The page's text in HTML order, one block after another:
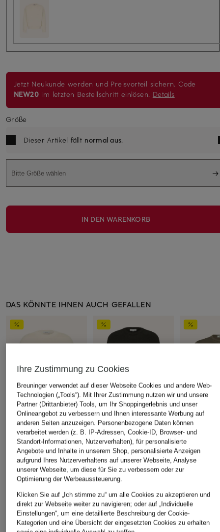
Jetzt Neukunde werden und Preisvorteil sichern. Code
NEW20 im letzten Bestellschritt einlösen. Details
Größe
Dieser Artikel fällt normal aus.
Bitte Größe wählen
IN DEN WARENKORB
DAS KÖNNTE IHNEN AUCH GEFALLEN
COS
Pullover
CHF 60
Ursprünglich: CHF 119
COS
Pullover
CHF 60
Ursprünglich:
COS
T-Shirt
CHF 25
ÄHNLICHE ARTIKEL ENTDECKEN
Ihre Zustimmung zu Cookies
Breuninger verwendet auf dieser Webseite Cookies und andere Web-
Technologien („Tools“). Mit Ihrer Zustimmung nutzen wir und unsere
Partner (Drittanbieter) Tools, um Ihr Shoppingerlebnis und unser
Onlineangebot zu verbessern und Ihnen interessante Werbung auf
anderen Seiten anzuzeigen. Personenbezogene Daten können
verarbeitet werden (z. B. IP-Adressen, Cookie-ID, Browser- und
Standort-Informationen, Nutzerverhalten), für personalisierte
Angebote und Inhalte in unserem Shop, personalisierte Anzeigen
aufgrund Ihres Nutzerverhaltens auf unserer Webseite, Analyse
unserer Webseite, um diese für Sie zu verbessern oder zur
Optimierung der Werbeaussteuerung.
Klicken Sie auf „Ich stimme zu“ um alle Cookies zu akzeptieren und
direkt zur Webseite weiter zu navigieren; oder auf „Individuelle
Einstellungen“, um eine detaillierte Beschreibung der Cookie-
Kategorien und eine Übersicht der eingesetzten Cookies zu erhalten